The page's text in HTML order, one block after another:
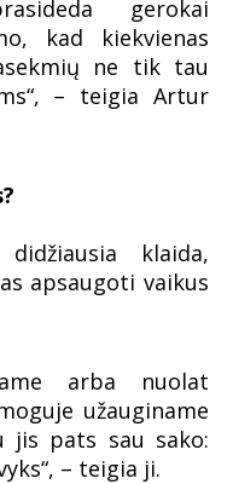
gerokai
kad kiekvienas
ne tik tau
– teigia Artur
didžiausia klaida,
apsaugoti vaikus
arba nuolat
užauginame
jis pats sau sako:
– teigia ji.